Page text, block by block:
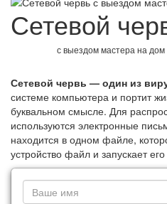
Сетевой
с выездом мастера на
Сетевой червь — один из
системе компьютера и портит
буквальном смысле. Для
используются электронные
находится в одном файле,
устройство файл и запускает его